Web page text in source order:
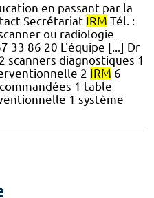
en passant par la
Secrétariat IRM Tél. :
ou radiologie
33 86 20 L'équipe [...] Dr
scanners diagnostiques 1
2 IRM 6
1 table
1 système